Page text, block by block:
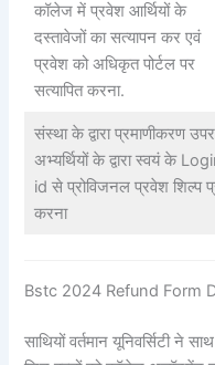
कॉलेज में प्रवेश आर्थियों के
दस्तावेजों का सत्यापन कर एवं
प्रवेश को अधिकृत पोर्टल पर
सत्यापित करना.
संस्था के द्वारा प्रमाणीकरण
अभ्यर्थियों के द्वारा स्वयं के
id से प्रोविजनल प्रवेश शिल्प
करना
Bstc 2024 Refund Form
साथियों वर्तमान यूनिवर्सिटी ने